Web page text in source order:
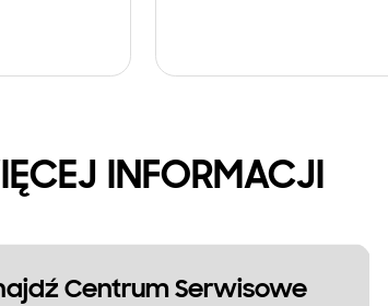
INFORMACJI
Centrum Serwisowe